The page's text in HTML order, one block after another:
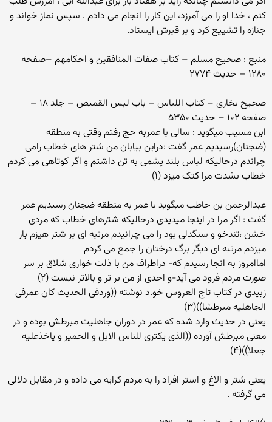
کنم ، خدا او را مى آمرزد، این کار را انجام مى دادم . سپس نماز خواند و
جنازه را تشییع کرد و بر قبرش ایستاد.
منبع : صحیح مسلم – کتاب صفات المنافقین و احکامهم –صفحه
۱۲۸۰ – حدیث ۲۷۷۴
صحیح بخاری – کتاب اللباس – باب لبس القمیص – جلد ۱۸ –
صفحه ۱۰۲ – حدیث ۵۳۵۰
ابن مسیب میگوید : سالی با عمربه حج رفتم وقتی به منطقه
(ضجنان)رسیدیم عمر گفت :دراین بیابان من شتر های خطاب رامی
چراندم درحالیکه لباس بلند پشمی به تن داشتم و اگر کوتاهی می کردم
خطاب بشدت مرا کتک میزد (۱)
عبدالرحمن بن حاطب میگوید با عمر به منطقه ضجنان رسیدیم عمر
گفت : اگر مرا در اینجا میدیدی درحالیکه شترهای خطاب که مردی
خشن ،تندخو و سنگدلی بود را می چرانیدم مرتبه ای بر شتر هیزم بار
میزدم مرتبه ای دیگر برگ درختان را جمع می کردم
اماامروز به انجا رسیدم که- دراطراف من با ذلت خواری شلاق بر سر
صورت مردم فرود می آید-و احدی از من بر تر و بالاتر نیست (۲)
زبیدی در کتاب تاج العروس خو.د نوشته ((وردفی الحدیث کان عمرفی
الجاهلیه مبرطشا))(۳)
یعنی در حدیث وارد شده که عمر در دوران جاهلیت مبرطش بوده و در
معنی مبرطش آورده ((الذی یکتری للناس الابل و الحمیر و یاخذعلیه
جعلا))(۴)
یعنی شتر و الاغ و استر افراد را به مردم کرایه می داده و در مقابل دلالی
می گرفته .